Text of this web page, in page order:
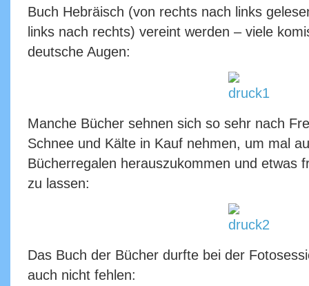
Buch Hebräisch (von rechts nach links
links nach rechts) vereint werden – viele
deutsche Augen:
Manche Bücher sehnen sich so sehr nach
Schnee und Kälte in Kauf nehmen, um mal
Bücherregalen herauszukommen und etwas
zu lassen:
Das Buch der Bücher durfte bei der
auch nicht fehlen: